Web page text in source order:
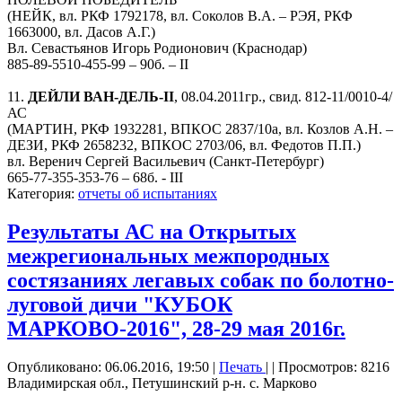
(НЕЙК, вл. РКФ 1792178, вл. Соколов В.А. – РЭЯ, РКФ
1663000, вл. Дасов А.Г.)
Вл. Севастьянов Игорь Родионович (Краснодар)
885-89-5510-455-99 – 90б. – II
11. ДЕЙЛИ ВАН-ДЕЛЬ-II, 08.04.2011гр., свид. 812-11/0010-4/
АС
(МАРТИН, РКФ 1932281, ВПКОС 2837/10а, вл. Козлов А.Н. –
ДЕЗИ, РКФ 2658232, ВПКОС 2703/06, вл. Федотов П.П.)
вл. Веренич Сергей Васильевич (Санкт-Петербург)
665-77-355-353-76 – 68б. - III
Категория: отчеты об испытаниях
Результаты АС на Открытых
межрегиональных межпородных
состязаниях легавых собак по болотно-
луговой дичи "КУБОК
МАРКОВО-2016", 28-29 мая 2016г.
Опубликовано: 06.06.2016, 19:50 | Печать | | Просмотров: 8216
Владимирская обл., Петушинский р-н. с. Марково